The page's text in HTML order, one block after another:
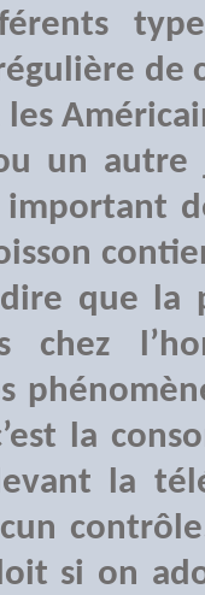
de
les
un autre
que la
chez
la
la
si on